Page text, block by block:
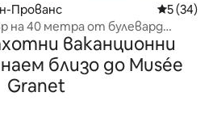
Прованс Средна
5 (34)
на 40 метра от булевард
ваканционни
близо до Musée
Granet